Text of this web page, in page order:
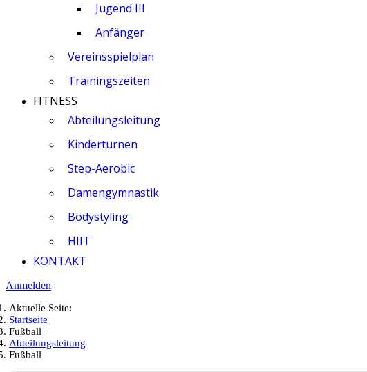
Jugend III
Anfänger
Vereinsspielplan
Trainingszeiten
FITNESS
Abteilungsleitung
Kinderturnen
Step-Aerobic
Damengymnastik
Bodystyling
HIIT
KONTAKT
Anmelden
Aktuelle Seite:
Startseite
Fußball
Abteilungsleitung
Fußball